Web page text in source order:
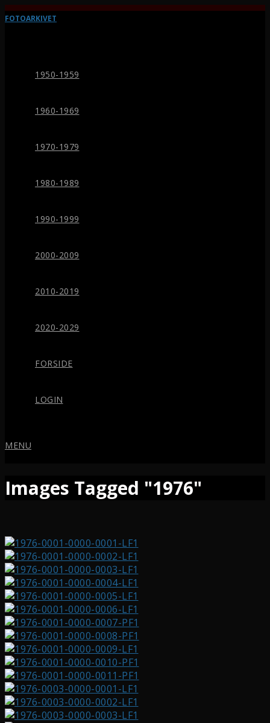
FOTOARKIVET
1950-1959
1960-1969
1970-1979
1980-1989
1990-1999
2000-2009
2010-2019
2020-2029
FORSIDE
LOGIN
MENU
Images Tagged "1976"